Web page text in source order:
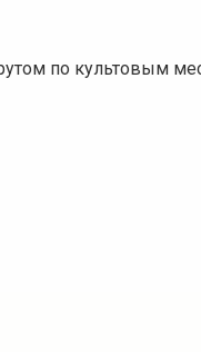
по культовым